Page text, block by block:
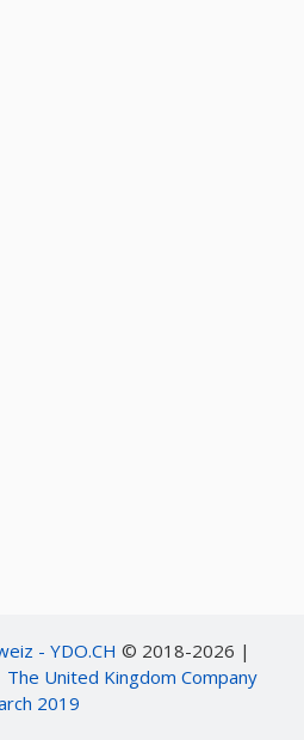
- YDO.CH © 2018-2026 |
The United Kingdom Company
2019